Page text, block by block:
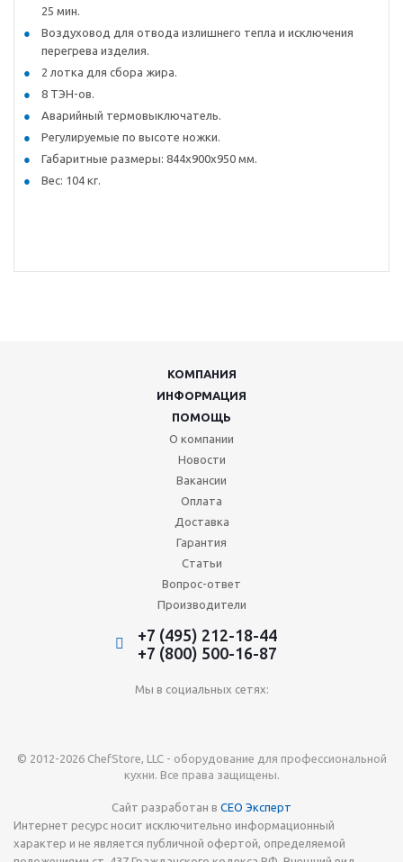
25 мин.
Воздуховод для отвода излишнего тепла и исключения
перегрева изделия.
2 лотка для сбора жира.
8 ТЭН-ов.
Аварийный термовыключатель.
Регулируемые по высоте ножки.
Габаритные размеры: 844х900х950 мм.
Вес: 104 кг.
КОМПАНИЯ
ИНФОРМАЦИЯ
ПОМОЩЬ
О компании
Новости
Вакансии
Оплата
Доставка
Гарантия
Статьи
Вопрос-ответ
Производители
+7 (495) 212-18-44
+7 (800) 500-16-87
Мы в социальных сетях:
© 2012-2026 ChefStore, LLC - оборудование для профессиональной
кухни. Все права защищены.
Сайт разработан в СЕО Эксперт
Интернет ресурс носит исключительно информационный
характер и не является публичной офертой, определяемой